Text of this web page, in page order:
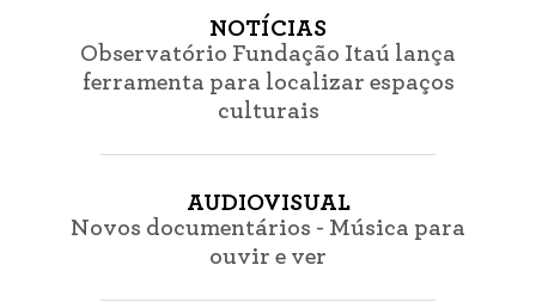
NOTÍCIAS
Observatório Fundação Itaú lança
ferramenta para localizar espaços
culturais
AUDIOVISUAL
Novos documentários - Música para
ouvir e ver